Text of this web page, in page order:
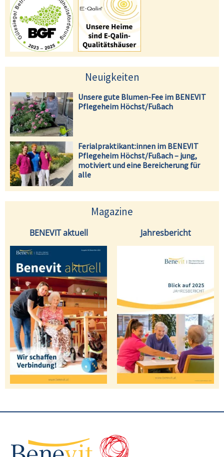
Neuigkeiten
Unsere gute Blumen-Fee im BENEVIT
Pflegeheim Höchst/Fußach
Ferialpraktikant:innen im BENEVIT
Pflegeheim Höchst/Fußach – jung,
motiviert und eine Bereicherung für
alle
Magazine
BENEVIT aktuell Jahresbericht